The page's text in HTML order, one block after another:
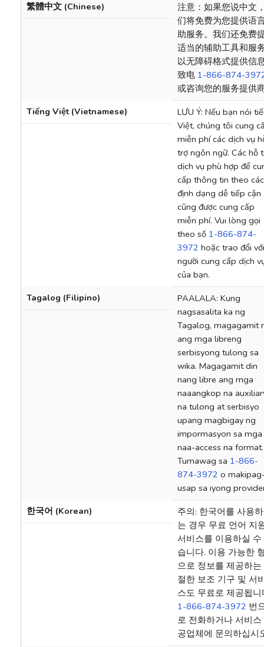
繁體中文 (Chinese)
注意：如果您说中文
们将免费为您提供语
助服务。我们还免费
适当的辅助工具和服
以无障碍格式提供信
致电 1-866-874-
或咨询您的服务提供
Tiếng Việt (Vietnamese)
LƯU Ý: Nếu bạn nói
Việt, chúng tôi cung
miễn phí các dịch vụ
trợ ngôn ngữ. Các hỗ
dịch vụ phù hợp để
cấp thông tin theo các
định dạng dễ tiếp cận
cũng được cung cấp
miễn phí. Vui lòng gọi
theo số 1-866-874-
3972 hoặc trao đổi với
người cung cấp dịch
của bạn.
Tagalog (Filipino)
PAALALA: Kung
nagsasalita ka ng
Tagalog, magagamit
ang mga libreng
serbisyong tulong sa
wika. Magagamit din
nang libre ang mga
naaangkop na
na tulong at serbisyo
upang magbigay ng
impormasyon sa mga
naa-access na format.
Tumawag sa 1-866-
874-3972 o
usap sa iyong
한국어 (Korean)
주의: 한국어를 사용
는 경우 무료 언어 지
서비스를 이용하실 수
습니다. 이용 가능한
으로 정보를 제공하는
절한 보조 기구 및 서
스도 무료로 제공됩니
1-866-874-3972 번
로 전화하거나 서비스
공업체에 문의하십시